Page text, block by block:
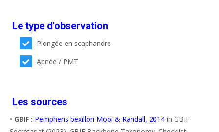
Le type d'observation
Plongée en scaphandre
Apnée / PMT
Les sources
• GBIF : Pempheris bexillon Mooi & Randall, 2014 in GBIF